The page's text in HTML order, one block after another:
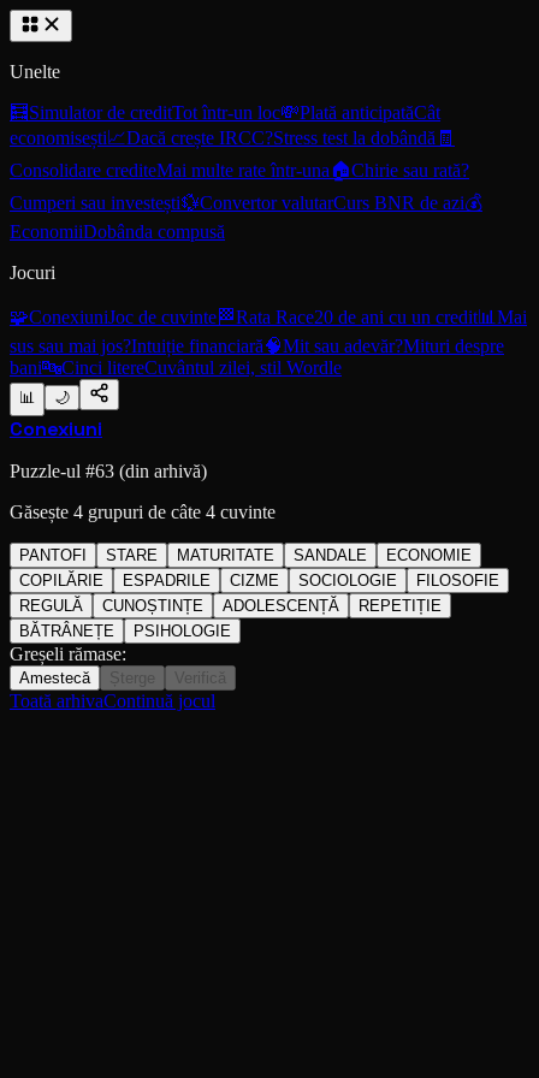
Unelte
🧮Simulator de creditTot într-un loc💸Plată anticipatăCât
economisești📈Dacă crește IRCC?Stress test la dobândă 🧾
Consolidare crediteMai multe rate într-una 🏠Chirie sau rată?
Cumperi sau investești💱Convertor valutarCurs BNR de azi💰
EconomiiDobânda compusă
Jocuri
🧩ConexiuniJoc de cuvinte🏁Rata Race20 de ani cu un credit 📊 Mai
sus sau mai jos?Intuiție financiară🧠Mit sau adevăr?Mituri despre
bani🔤Cinci litereCuvântul zilei, stil Wordle
📊 🌙
Conexiuni
Puzzle-ul #63 (din arhivă)
Găsește 4 grupuri de câte 4 cuvinte
PANTOFI STARE MATURITATE SANDALE
ECONOMIE
COPILĂRIE
ESPADRILE CIZME SOCIOLOGIE
FILOSOFIE
REGULĂ
CUNOȘTINȚE ADOLESCENȚĂ
REPETIȚIE
BĂTRÂNEȚE
PSIHOLOGIE
Greșeli rămase:
Amestecă Șterge Verifică
Toată arhivaContinuă jocul